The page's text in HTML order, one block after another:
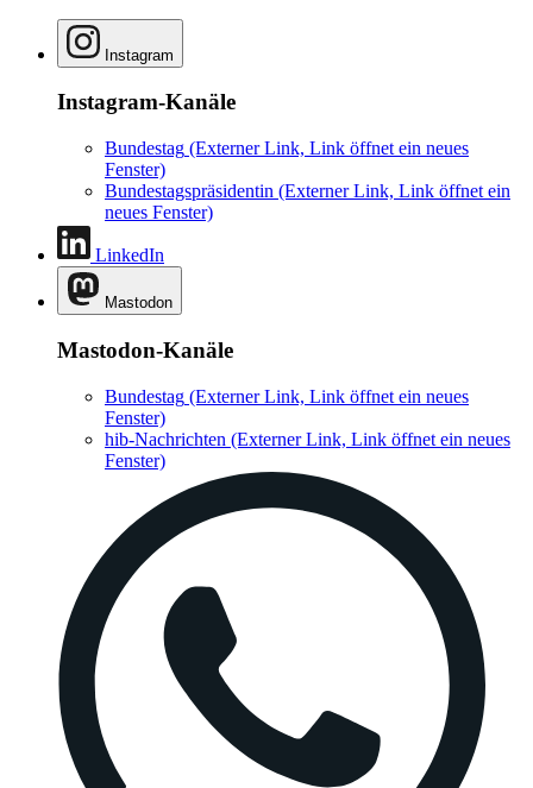
Instagram
Instagram-Kanäle
Bundestag (Externer Link, Link öffnet ein neues
Fenster)
Bundestagspräsidentin (Externer Link, Link öffnet ein
neues Fenster)
LinkedIn
Mastodon
Mastodon-Kanäle
Bundestag (Externer Link, Link öffnet ein neues
Fenster)
hib-Nachrichten (Externer Link, Link öffnet ein neues
Fenster)